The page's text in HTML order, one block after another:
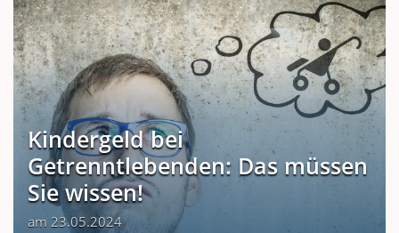
Kindergeld bei
Getrenntlebenden: Das müssen
Sie wissen!
am 23.05.2024